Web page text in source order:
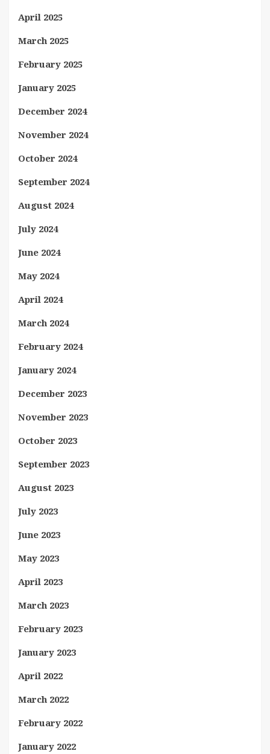
April 2025
March 2025
February 2025
January 2025
December 2024
November 2024
October 2024
September 2024
August 2024
July 2024
June 2024
May 2024
April 2024
March 2024
February 2024
January 2024
December 2023
November 2023
October 2023
September 2023
August 2023
July 2023
June 2023
May 2023
April 2023
March 2023
February 2023
January 2023
April 2022
March 2022
February 2022
January 2022